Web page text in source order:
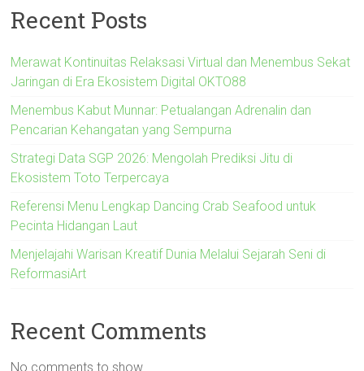
Recent Posts
Merawat Kontinuitas Relaksasi Virtual dan Menembus Sekat
Jaringan di Era Ekosistem Digital OKTO88
Menembus Kabut Munnar: Petualangan Adrenalin dan
Pencarian Kehangatan yang Sempurna
Strategi Data SGP 2026: Mengolah Prediksi Jitu di
Ekosistem Toto Terpercaya
Referensi Menu Lengkap Dancing Crab Seafood untuk
Pecinta Hidangan Laut
Menjelajahi Warisan Kreatif Dunia Melalui Sejarah Seni di
ReformasiArt
Recent Comments
No comments to show.